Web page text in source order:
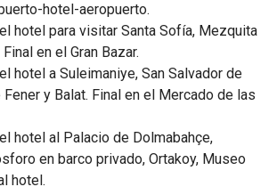
hotel-aeropuerto.
hotel para visitar Santa Sofía, Mezquita
en el Gran Bazar.
hotel a Suleimaniye, San Salvador de
Fener y Balat. Final en el Mercado de las
hotel al Palacio de Dolmabahçe,
en barco privado, Ortakoy, Museo
hotel.